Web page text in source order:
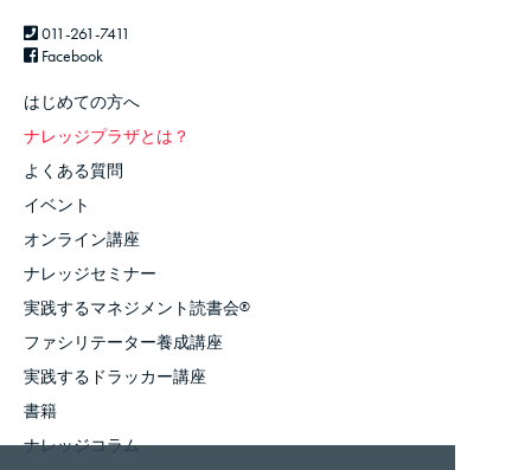
011-261-7411
Facebook
はじめての方へ
ナレッジプラザとは？
よくある質問
イベント
オンライン講座
ナレッジセミナー
実践するマネジメント読書会®
ファシリテーター養成講座
実践するドラッカー講座
書籍
ナレッジコラム